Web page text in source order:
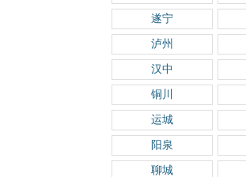
遂宁
泸州
汉中
铜川
运城
阳泉
聊城